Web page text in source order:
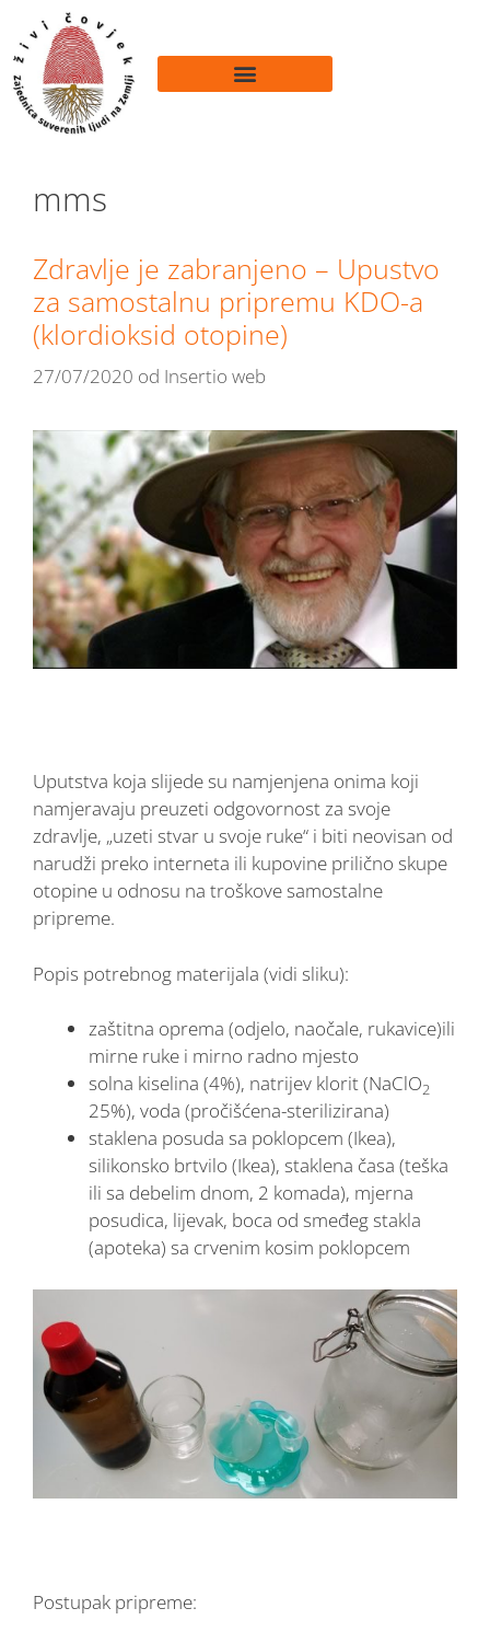
mms
Zdravlje je zabranjeno – Upustvo
za samostalnu pripremu KDO-a
(klordioksid otopine)
27/07/2020 od Insertio web
Uputstva koja slijede su namjenjena onima koji
namjeravaju preuzeti odgovornost za svoje
zdravlje, „uzeti stvar u svoje ruke“ i biti neovisan od
narudži preko interneta ili kupovine prilično skupe
otopine u odnosu na troškove samostalne
pripreme.
Popis potrebnog materijala (vidi sliku):
zaštitna oprema (odjelo, naočale, rukavice)ili
mirne ruke i mirno radno mjesto
solna kiselina (4%), natrijev klorit (NaClO2
25%), voda (pročišćena-sterilizirana)
staklena posuda sa poklopcem (Ikea),
silikonsko brtvilo (Ikea), staklena časa (teška
ili sa debelim dnom, 2 komada), mjerna
posudica, lijevak, boca od smeđeg stakla
(apoteka) sa crvenim kosim poklopcem
Postupak pripreme: